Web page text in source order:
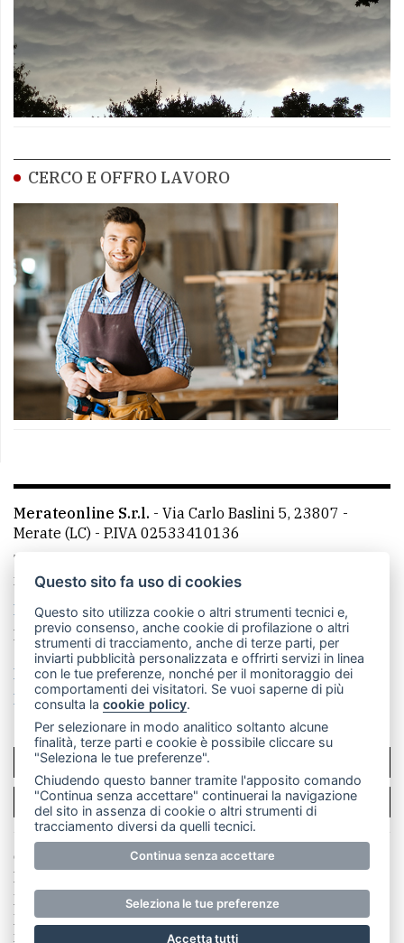
CERCO E OFFRO LAVORO
Merateonline S.r.l. - Via Carlo Baslini 5, 23807 -
Merate (LC) - P.IVA 02533410136
Telefono:
mail: redazione@merateonline.it
La redazione
CasateOnline LeccoOnline
RSS
Made by VIP
Privacy policy
Cookie policy
Rivedi le tue scelte sui cookie
SCRIVICI
PER LA TUA PUBBLICITÀ
© Copyright Merateonline S.r.l. - Tutti i diritti riservati.
E' proibita la riproduzione e pubblicazione anche
parziale di testi, articoli e immagini senza la
preventiva autorizzazione scritta dell'editore. RI Lecco
numero Rea LC 291.277 - Capitale sociale 10.329,14 €
Questo sito fa uso di cookies
Questo sito utilizza cookie o altri strumenti tecnici e,
previo consenso, anche cookie di profilazione o altri
strumenti di tracciamento, anche di terze parti, per
inviarti pubblicità personalizzata e offrirti servizi in linea
con le tue preferenze, nonché per il monitoraggio dei
comportamenti dei visitatori. Se vuoi saperne di più
consulta lacookie policy.
Per selezionare in modo analitico soltanto alcune
finalità, terze parti e cookie è possibile cliccare su
"Seleziona le tue preferenze".
Chiudendo questo banner tramite l'apposito comando
"Continua senza accettare" continuerai la navigazione
del sito in assenza di cookie o altri strumenti di
tracciamento diversi da quelli tecnici.
Continua senza accettare
Seleziona le tue preferenze
Accetta tutti